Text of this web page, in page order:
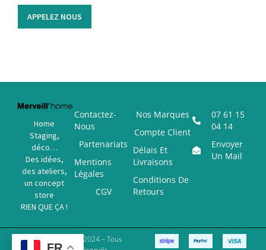
APPELEZ NOUS
Home
Staging,
déco…
Des idées,
des ateliers,
un concept
store
RIEN QUE ÇA !
Contactez-
Nous
Partenariats
Mentions
Légales
CGV
Nos Marques
Compte Client
Délais Et
Livraisons
Conditions De
Retours
07 61 15
04 14
Envoyer
Un Mail
Copyright © 2024 – Tous